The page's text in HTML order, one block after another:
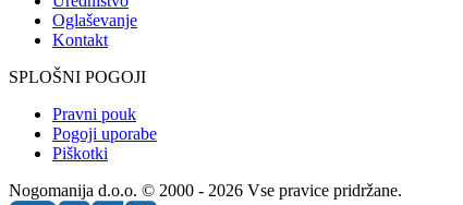
Oglaševanje
Kontakt
SPLOŠNI POGOJI
Pravni pouk
Pogoji uporabe
Piškotki
Nogomanija d.o.o. © 2000 - 2026 Vse pravice pridržane.